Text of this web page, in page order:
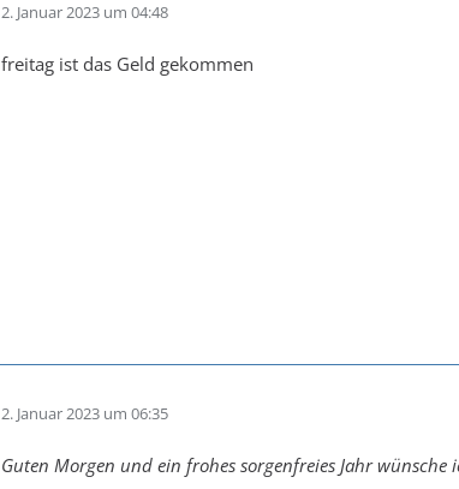
2. Januar 2023 um 04:48
freitag ist das Geld gekommen
2. Januar 2023 um 06:35
Guten Morgen und ein frohes sorgenfreies Jahr wünsche